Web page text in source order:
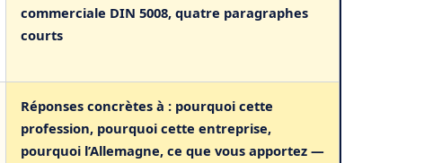
commerciale DIN 5008, quatre paragraphes
courts
Réponses concrètes à : pourquoi cette
profession, pourquoi cette entreprise,
pourquoi l’Allemagne, ce que vous apportez —